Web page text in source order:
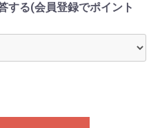
する(会員登録でポイント